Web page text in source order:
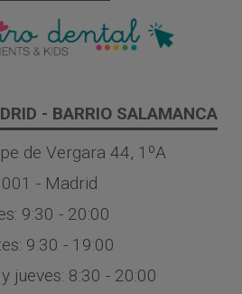
- BARRIO SALAMANCA
de Vergara 44, 1ºA
- Madrid
9:30 - 20:00
9:30 - 19:00
jueves: 8:30 - 20:00